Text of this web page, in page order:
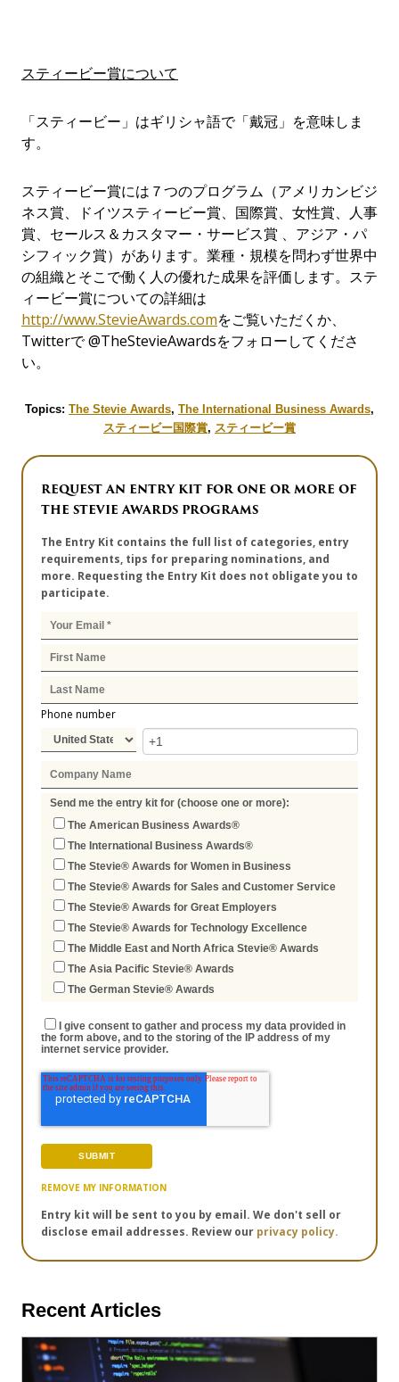
スティービー賞について
「スティービー」はギリシャ語で「戴冠」を意味しま
す。
スティービー賞には７つのプログラム（アメリカンビジ
ネス賞、ドイツスティービー賞、国際賞、女性賞、人事
賞、セールス＆カスタマー・サービス賞 、アジア・パ
シフィック賞）があります。業種・規模を問わず世界中
の組織とそこで働く人の優れた成果を評価します。ステ
ィービー賞についての詳細は
http://www.StevieAwards.comをご覧いただくか、
Twitterで @TheStevieAwardsをフォローしてくださ
い。
Topics: The Stevie Awards, The International Business Awards,
スティービー国際賞, スティービー賞
REQUEST AN ENTRY KIT FOR ONE OR MORE OF
THE STEVIE AWARDS PROGRAMS
The Entry Kit contains the full list of categories, entry
requirements, tips for preparing nominations, and
more. Requesting the Entry Kit does not obligate you to
participate.
Phone number
Send me the entry kit for (choose one or more):
The American Business Awards®
The International Business Awards®
The Stevie® Awards for Women in Business
The Stevie® Awards for Sales and Customer Service
The Stevie® Awards for Great Employers
The Stevie® Awards for Technology Excellence
The Middle East and North Africa Stevie® Awards
The Asia Pacific Stevie® Awards
The German Stevie® Awards
I give consent to gather and process my data provided in
the form above, and to the storing of the IP address of my
internet service provider.
REMOVE MY INFORMATION
Entry kit will be sent to you by email. We don't sell or
disclose email addresses. Review our privacy policy.
Recent Articles